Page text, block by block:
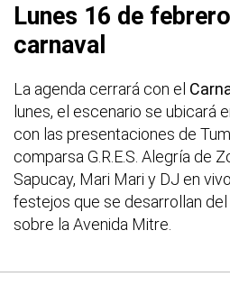
Lunes 16 de
carnaval
La agenda cerrará con el
lunes, el escenario se ubicará
con las presentaciones de
comparsa G.R.E.S. Alegría de
Sapucay, Mari Mari y DJ en
festejos que se desarrollan
sobre la Avenida Mitre.